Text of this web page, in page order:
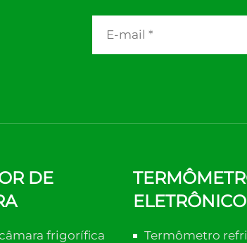
DE
frigorífica
ELETRÔNICO
Termômetro